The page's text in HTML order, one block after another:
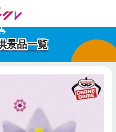
景品一覧